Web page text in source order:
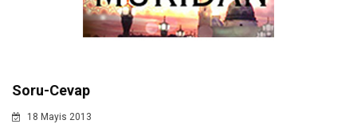
Soru-Cevap
18 Mayis 2013